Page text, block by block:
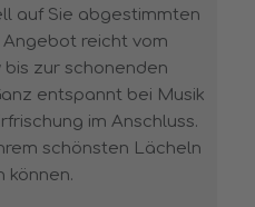
auf Sie abgestimmten
reicht vom
zur schonenden
entspannt bei Musik
im Anschluss.
schönsten Lächeln
können.